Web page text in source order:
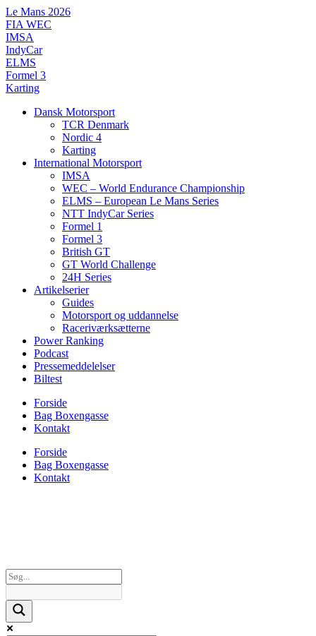
Videre
til
indhold
Le Mans 2026
FIA WEC
IMSA
IndyCar
ELMS
Formel 3
Karting
Dansk Motorsport
TCR Denmark
Nordic 4
Karting
International Motorsport
IMSA
WEC – World Endurance Championship
ELMS – European Le Mans Series
NTT IndyCar Series
Formel 1
Formel 3
British GT
GT World Challenge
24H Series
Artikelserier
Guides
Motorsport og uddannelse
Raceriværksætterne
Power Ranking
Podcast
Pressemeddelelser
Biltest
Forside
Bag Boxengasse
Kontakt
Forside
Bag Boxengasse
Kontakt